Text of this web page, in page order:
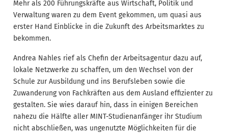
Mehr als 200 Führungskräfte aus Wirtschaft, Politik und
Verwaltung waren zu dem Event gekommen, um quasi aus
erster Hand Einblicke in die Zukunft des Arbeitsmarktes zu
bekommen.
Andrea Nahles rief als Chefin der Arbeitsagentur dazu auf,
lokale Netzwerke zu schaffen, um den Wechsel von der
Schule zur Ausbildung und ins Berufsleben sowie die
Zuwanderung von Fachkräften aus dem Ausland effizienter zu
gestalten. Sie wies darauf hin, dass in einigen Bereichen
nahezu die Hälfte aller MINT-Studienanfänger ihr Studium
nicht abschließen, was ungenutzte Möglichkeiten für die